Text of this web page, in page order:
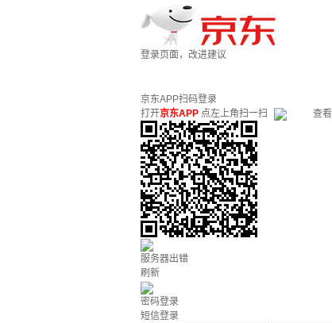
登录页面，改进建议
京东APP扫码登录
打开京东APP 点左上角扫一扫 查
服务器出错
刷新
密码登录
短信登录